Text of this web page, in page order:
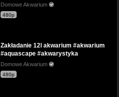
Domowe Akwarium
480p
Zakładanie 12l akwarium #akwarium
#aquascape #akwarystyka
Domowe Akwarium
480p